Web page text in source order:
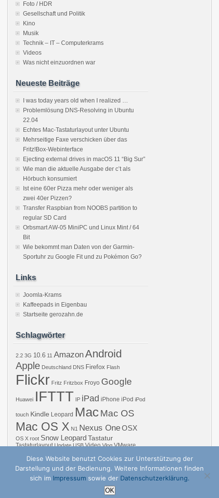
Foto / HDR
Gesellschaft und Politik
Kino
Musik
Technik – IT – Computerkrams
Videos
Was nicht einzuordnen war
Neueste Beiträge
I was today years old when I realized …
Problemlösung DNS-Resolving in Ubuntu
22.04
Echtes Mac-Tastaturlayout unter Ubuntu
Mehrseitige Faxe verschicken über das
Fritz!Box-Webinterface
Ejecting external drives in macOS 11 “Big Sur”
Wie man die aktuelle Ausgabe der c’t als
Hörbuch konsumiert
Ist eine 60er Pizza mehr oder weniger als
zwei 40er Pizzen?
Transfer Raspbian from NOOBS partition to
regular SD Card
Orbsmart AW-05 MiniPC und Linux Mint / 64
Bit
Wie bekommt man Daten von der Garmin-
Sportuhr zu Google Fit und zu Pokémon Go?
Links
Joomla-Krams
Kaffeepads in Eigenbau
Startseite gerozahn.de
Schlagwörter
2.2 3G 10.6 11 AmazonAndroid
Apple Deutschland DNS Firefox Flash
Flickr Fritz Fritzbox Froyo Google
Huawei IFTTT IP iPad iPhone iPod iPod
touch Kindle Leopard MacMac OS
Mac OS X N1 Nexus OneOSX
OS X root Snow LeopardTastatur
Tastaturlayout Update USB Video Vlog VMware
Windows
Copyright © 2026 GZB – Gero Zahns Blog – ger.oza.hn | Powered by
Diese Website benutzt Cookies zur Unterstützung der
Darstellung und der Bedienung. Weitere Informationen finden
sich im Impressumsowie der Datenschutzerklärung.
OK